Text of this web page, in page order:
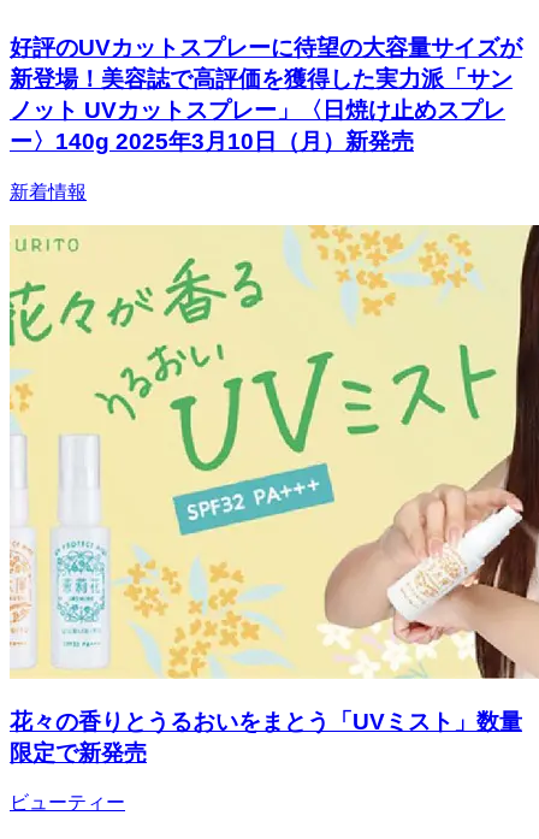
好評のUVカットスプレーに待望の大容量サイズが
新登場！美容誌で高評価を獲得した実力派「サン
ノット UVカットスプレー」〈日焼け止めスプレ
ー〉140g 2025年3月10日（月）新発売
新着情報
花々の香りとうるおいをまとう「UVミスト」数量
限定で新発売
ビューティー